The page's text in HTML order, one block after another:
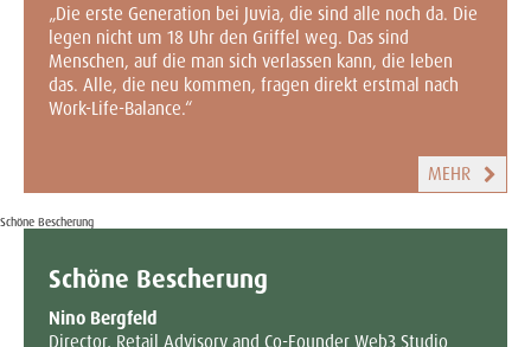
„Die erste Generation bei Juvia, die sind alle noch da. Die
legen nicht um 18 Uhr den Griffel weg. Das sind
Menschen, auf die man sich verlassen kann, die leben
das. Alle, die neu kommen, fragen direkt erstmal nach
Work-Life-Balance.“
MEHR
Schöne Bescherung
Schöne Bescherung
Nino Bergfeld
Director, Retail Advisory and Co-Founder Web3 Studio